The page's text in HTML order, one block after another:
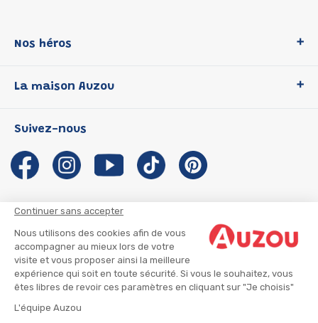
Continuer sans accepter
Nous utilisons des cookies afin de vous
accompagner au mieux lors de votre
visite et vous proposer ainsi la meilleure
expérience qui soit en toute sécurité. Si vous le souhaitez, vous
êtes libres de revoir ces paramètres en cliquant sur "Je choisis"
L'équipe Auzou
Nos héros
P'tit Loup
Les Influenceuses
Migali
Petite Taupe
La maison Auzou
Notre histoire
Auzou s'engage
Auteurs et illustrateurs Auzou
Suivre mon colis
Infos consommateur
Suivez-nous
CGU
CGV
Mentions légales